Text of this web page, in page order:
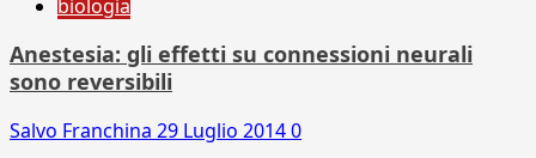
biologia
Anestesia: gli effetti su connessioni neurali
sono reversibili
Salvo Franchina 29 Luglio 20140